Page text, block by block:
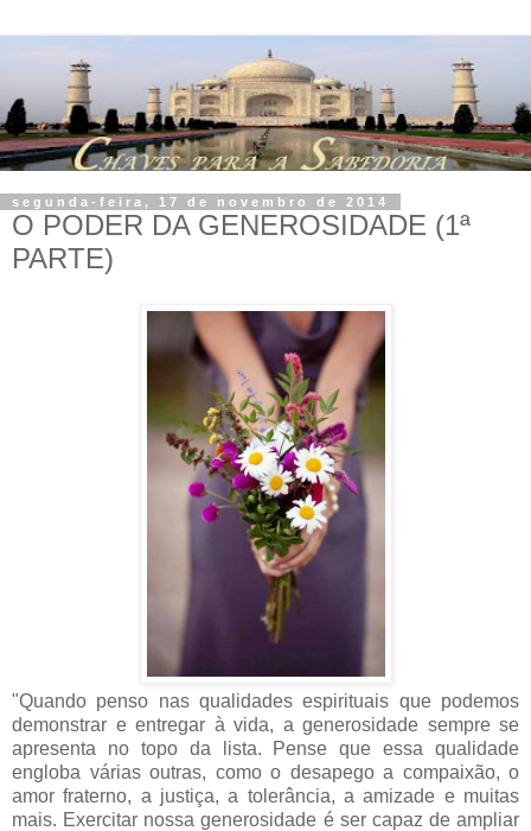
segunda-feira, 17 de novembro de 2014
O PODER DA GENEROSIDADE (1ª
PARTE)
"Quando penso nas qualidades espirituais que podemos
demonstrar e entregar à vida, a generosidade sempre se
apresenta no topo da lista. Pense que essa qualidade
engloba várias outras, como o desapego a compaixão, o
amor fraterno, a justiça, a tolerância, a amizade e muitas
mais. Exercitar nossa generosidade é ser capaz de ampliar